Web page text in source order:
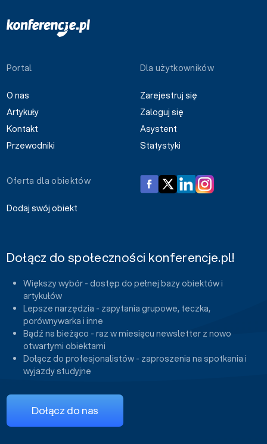
Portal
O nas
Artykuły
Kontakt
Przewodniki
Dla użytkowników
Zarejestruj się
Zaloguj się
Asystent
Statystyki
Oferta dla obiektów
Dodaj swój obiekt
Dołącz do społeczności konferencje.pl!
Większy wybór - dostęp do pełnej bazy obiektów i
artykułów
Lepsze narzędzia - zapytania grupowe, teczka,
porównywarka i inne
Bądź na bieżąco - raz w miesiącu newsletter z nowo
otwartymi obiektami
Dołącz do profesjonalistów - zaproszenia na spotkania i
wyjazdy studyjne
Dołącz do nas